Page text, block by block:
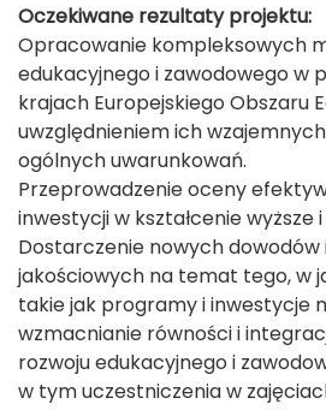
Oczekiwane rezultaty projektu:
Opracowanie kompleksowych
edukacyjnego i zawodowego w
krajach Europejskiego Obszaru
uwzględnieniem ich
ogólnych uwarunkowań.
Przeprowadzenie oceny
inwestycji w kształcenie wyższe
Dostarczenie nowych dowodów
jakościowych na temat tego, w
takie jak programy i inwestycje
wzmacnianie równości i
rozwoju edukacyjnego i
w tym uczestniczenia w